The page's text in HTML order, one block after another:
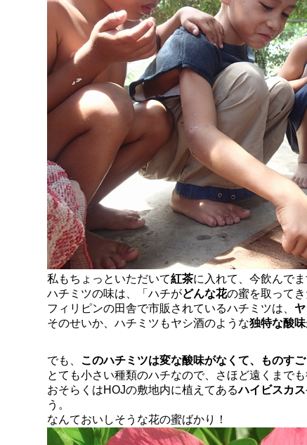
私もちょっといただいて紅茶に入れて、今飲んでま
ハチミツの味は、「ハチがどんな花の蜜を取って
フィリピンの田舎で市販されているハチミツは、
そのせいか、ハチミツもヤシ酒のような独特な酸味
でも、 このハチミツは変な酸味がなくて、ものすご
とても小さい種類のハチなので、さほど遠くまで
おそらくはHOJの敷地内に植えてあるハイビスカス
う。
なんておいしそうな花の蜜ばかり！